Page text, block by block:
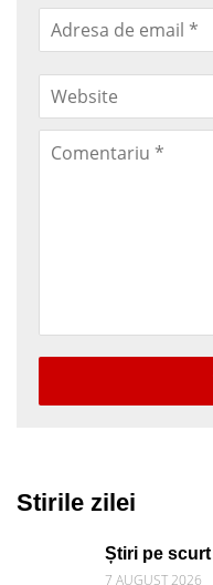
Stirile zilei
Știri pe
7 AUGUST 2026